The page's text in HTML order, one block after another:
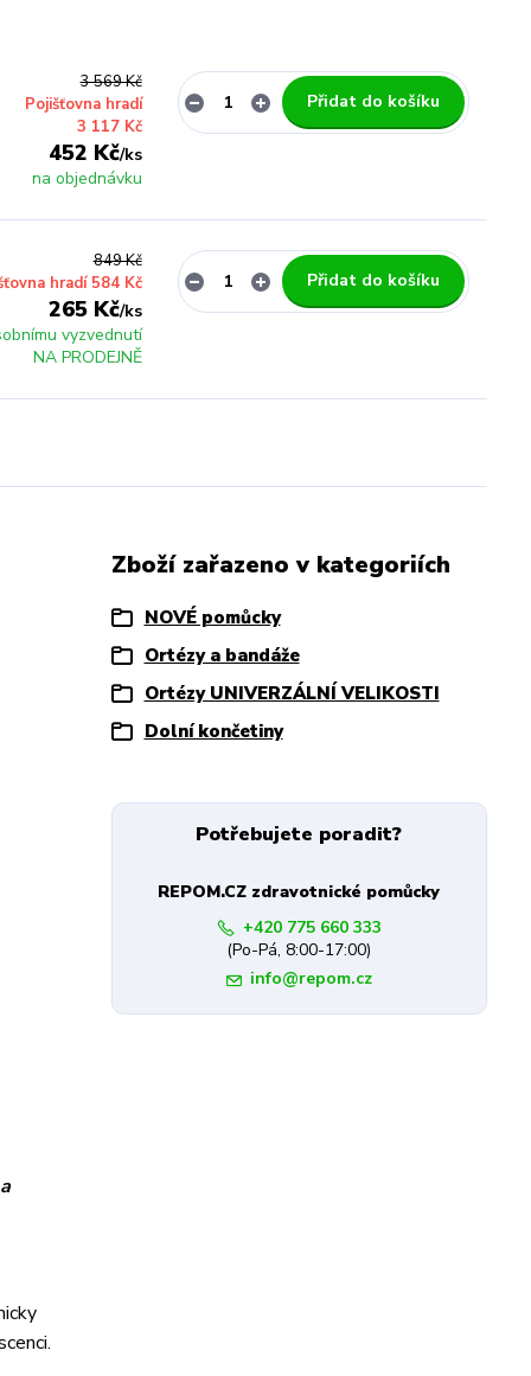
3 569 Kč
Pojišťovna hradí
3 117 Kč
452 Kč/ks
na objednávku
Přidat do košíku
849 Kč
hradí 584 Kč
265 Kč/ks
vyzvednutí
NA PRODEJNĚ
Přidat do košíku
Zboží zařazeno v kategoriích
NOVÉ pomůcky
Ortézy a bandáže
Ortézy UNIVERZÁLNÍ VELIKOSTI
Dolní končetiny
Potřebujete poradit?
REPOM.CZ zdravotnické pomůcky
+420 775 660 333
(Po-Pá, 8:00-17:00)
info@repom.cz